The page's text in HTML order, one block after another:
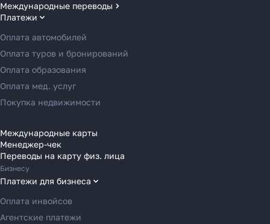
Международные переводы
Переводы в США
Переводы в ОАЭ
Переводы в Европу
Переводы в Азию
Переводы в Россию
Переводы в Австрию
Переводы в Болгарию
Переводы в Венгрию
Переводы в Великобританию
Переводы в Грецию
Переводы в Германию
Переводы в Ирландию
Платежи
Оплата автомобилей
Оплата туров и бронирований
Оплата образования
Оплата мед. услуг
Покупка недвижимости
Международные карты
Менеджер-чек
Переводы на карту физ. лица
Бизнесу
Платежи для бизнеса
Оплата инвойсов
Агентские платежи